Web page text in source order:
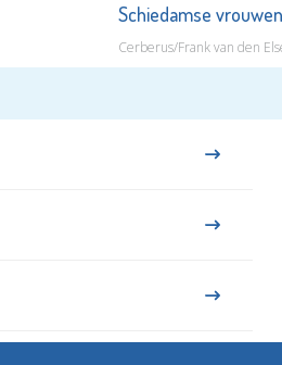
Schiedamse
Cerberus/Frank van den